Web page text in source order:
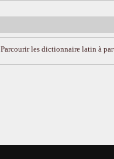
Parcourir les dictionnaire latin à